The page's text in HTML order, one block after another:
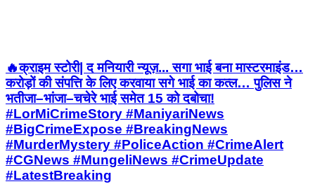
🔥क्राइम स्टोरी| द मनियारी न्यूज़... सगा भाई बना मास्टरमाइंड…
करोड़ों की संपत्ति के लिए करवाया सगे भाई का कत्ल… पुलिस ने
भतीजा–भांजा–चचेरे भाई समेत 15 को दबोचा!
#LorMiCrimeStory #ManiyariNews
#BigCrimeExpose #BreakingNews
#MurderMystery #PoliceAction #CrimeAlert
#CGNews #MungeliNews #CrimeUpdate
#LatestBreaking